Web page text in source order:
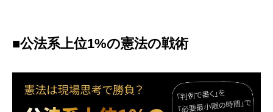
■公法系上位1%の憲法の戦術